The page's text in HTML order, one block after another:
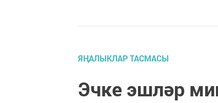
ЯҢАЛЫКЛАР ТАСМАСЫ
Эчке эшләр